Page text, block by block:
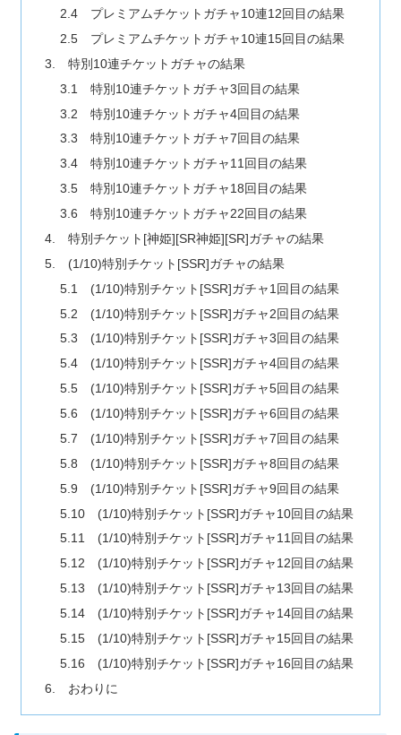
2.4 プレミアムチケットガチャ10連12回目の結果
2.5 プレミアムチケットガチャ10連15回目の結果
3. 特別10連チケットガチャの結果
3.1 特別10連チケットガチャ3回目の結果
3.2 特別10連チケットガチャ4回目の結果
3.3 特別10連チケットガチャ7回目の結果
3.4 特別10連チケットガチャ11回目の結果
3.5 特別10連チケットガチャ18回目の結果
3.6 特別10連チケットガチャ22回目の結果
4. 特別チケット[神姫][SR神姫][SR]ガチャの結果
5. (1/10)特別チケット[SSR]ガチャの結果
5.1 (1/10)特別チケット[SSR]ガチャ1回目の結果
5.2 (1/10)特別チケット[SSR]ガチャ2回目の結果
5.3 (1/10)特別チケット[SSR]ガチャ3回目の結果
5.4 (1/10)特別チケット[SSR]ガチャ4回目の結果
5.5 (1/10)特別チケット[SSR]ガチャ5回目の結果
5.6 (1/10)特別チケット[SSR]ガチャ6回目の結果
5.7 (1/10)特別チケット[SSR]ガチャ7回目の結果
5.8 (1/10)特別チケット[SSR]ガチャ8回目の結果
5.9 (1/10)特別チケット[SSR]ガチャ9回目の結果
5.10 (1/10)特別チケット[SSR]ガチャ10回目の結果
5.11 (1/10)特別チケット[SSR]ガチャ11回目の結果
5.12 (1/10)特別チケット[SSR]ガチャ12回目の結果
5.13 (1/10)特別チケット[SSR]ガチャ13回目の結果
5.14 (1/10)特別チケット[SSR]ガチャ14回目の結果
5.15 (1/10)特別チケット[SSR]ガチャ15回目の結果
5.16 (1/10)特別チケット[SSR]ガチャ16回目の結果
6. おわりに